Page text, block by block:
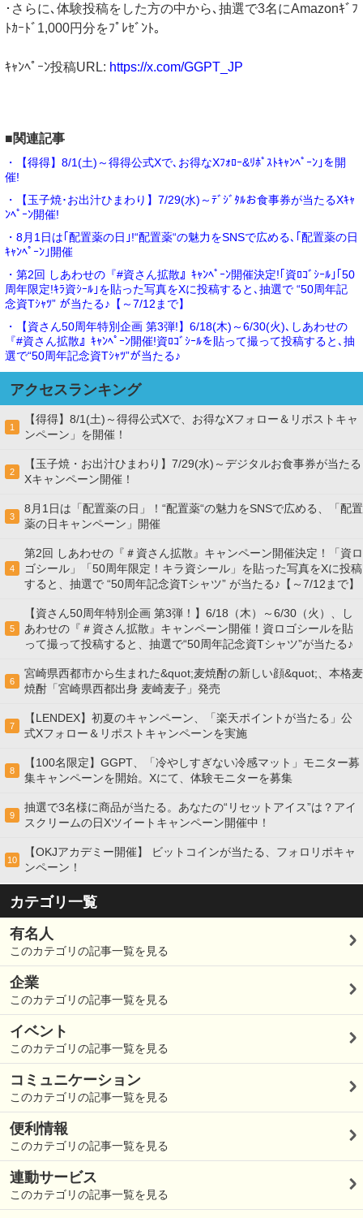
･さらに､体験投稿をした方の中から､抽選で3名にAmazonｷﾞﾌ
ﾄｶｰﾄﾞ1,000円分をﾌﾟﾚｾﾞﾝﾄ｡
ｷｬﾝﾍﾟｰﾝ投稿URL: https://x.com/GGPT_JP
■関連記事
・【得得】8/1(土)～得得公式Xで､お得なXﾌｫﾛｰ&ﾘﾎﾟｽﾄｷｬﾝﾍﾟｰﾝ｣を開
催!
・【玉子焼･お出汁ひまわり】7/29(水)～ﾃﾞｼﾞﾀﾙお食事券が当たるXｷｬ
ﾝﾍﾟｰﾝ開催!
・8月1日は｢配置薬の日｣!“配置薬“の魅力をSNSで広める､｢配置薬の日
ｷｬﾝﾍﾟｰﾝ｣開催
・第2回 しあわせの『#資さん拡散』ｷｬﾝﾍﾟｰﾝ開催決定!｢資ﾛｺﾞｼｰﾙ｣｢50
周年限定!ｷﾗ資ｼｰﾙ｣を貼った写真をXに投稿すると､抽選で “50周年記
念資Tｼｬﾂ” が当たる♪【～7/12まで】
・【資さん50周年特別企画 第3弾!】6/18(木)～6/30(火)､しあわせの
『#資さん拡散』ｷｬﾝﾍﾟｰﾝ開催!資ﾛｺﾞｼｰﾙを貼って撮って投稿すると､抽
選で“50周年記念資Tｼｬﾂ”が当たる♪
アクセスランキング
1
【得得】8/1(土)～得得公式Xで、お得なXフォロー＆リポストキャ
ンペーン」を開催！
2
【玉子焼・お出汁ひまわり】7/29(水)～デジタルお食事券が当たる
Xキャンペーン開催！
3
8月1日は「配置薬の日」！“配置薬“の魅力をSNSで広める、「配置
薬の日キャンペーン」開催
4
第2回 しあわせの『＃資さん拡散』キャンペーン開催決定！「資ロ
ゴシール」「50周年限定！キラ資シール」を貼った写真をXに投稿
すると、抽選で “50周年記念資Tシャツ” が当たる♪【～7/12まで】
5
【資さん50周年特別企画 第3弾！】6/18（木）～6/30（火）、し
あわせの『＃資さん拡散』キャンペーン開催！資ロゴシールを貼
って撮って投稿すると、抽選で“50周年記念資Tシャツ”が当たる♪
6
宮崎県西都市から生まれた&quot;麦焼酎の新しい顔&quot;、本格麦
焼酎「宮崎県西都出身 麦崎麦子」発売
7
【LENDEX】初夏のキャンペーン、「楽天ポイントが当たる」公
式Xフォロー＆リポストキャンペーンを実施
8
【100名限定】GGPT、「冷やしすぎない冷感マット」モニター募
集キャンペーンを開始。Xにて、体験モニターを募集
9
抽選で3名様に商品が当たる。あなたの“リセットアイス”は？アイ
スクリームの日Xツイートキャンペーン開催中！
10
【OKJアカデミー開催】 ビットコインが当たる、フォロリポキャ
ンペーン！
カテゴリ一覧
有名人
このカテゴリの記事一覧を見る
企業
このカテゴリの記事一覧を見る
イベント
このカテゴリの記事一覧を見る
コミュニケーション
このカテゴリの記事一覧を見る
便利情報
このカテゴリの記事一覧を見る
連動サービス
このカテゴリの記事一覧を見る